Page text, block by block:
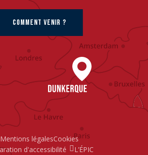
Mentions légalesCookies
d'accessibilité
L’ÉPIC
COMMENT VENIR ?